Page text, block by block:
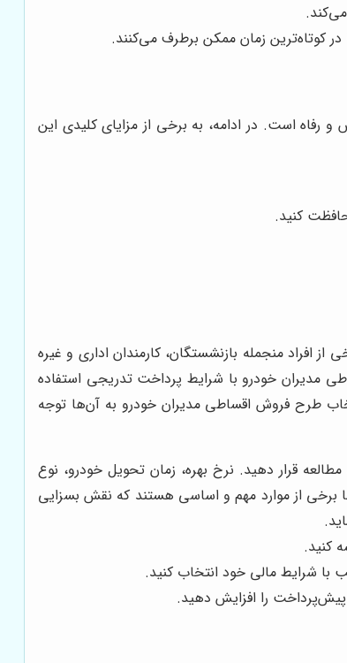
کوتاه‌ترین زمان ممکن برطرف می‌کنند.
است. در ادامه، به برخی از مزایای کلیدی این
کنید.
افراد منجمله بازنشستگان، کارمندان اداری و غیره
مدیران خودرو با شرایط پرداخت تدریجی استفاده
طرح فروش اقساطی مدیران خودرو به آن‌ها توجه
قرار دهید. نرخ بهره، زمان تحویل خودرو، نوع
برخی از موارد مهم و اساسی هستند که نقش بسزایی
کنید.
با شرایط مالی خود انتخاب کنید.
را افزایش دهید.